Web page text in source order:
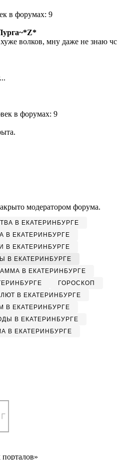
волков, мну даже не знаю чс
модератором форума.
В ЕКАТЕРИНБУРГЕ
В ЕКАТЕРИНБУРГЕ
В ЕКАТЕРИНБУРГЕ
В ЕКАТЕРИНБУРГЕ
В ЕКАТЕРИНБУРГЕ
ГОРОСКОП
В ЕКАТЕРИНБУРГЕ
В ЕКАТЕРИНБУРГЕ
В ЕКАТЕРИНБУРГЕ
В ЕКАТЕРИНБУРГЕ